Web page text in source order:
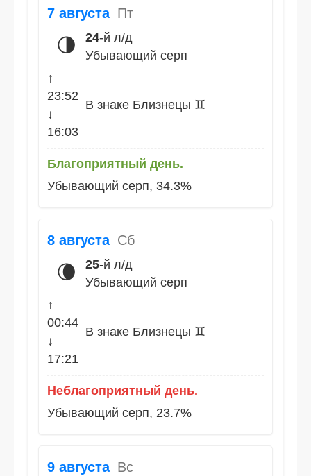
7 августа Пт
🌗 24-й л/д
Убывающий серп
↑
23:52
↓
16:03
В знаке Близнецы ♊
Благоприятный день.
Убывающий серп, 34.3%
8 августа Сб
🌘 25-й л/д
Убывающий серп
↑
00:44
↓
17:21
В знаке Близнецы ♊
Неблагоприятный день.
Убывающий серп, 23.7%
9 августа Вс